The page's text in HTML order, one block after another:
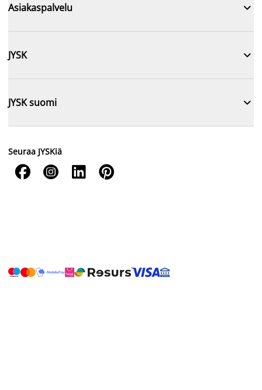
Asiakaspalvelu 
JYSK 
JYSK suomi 
Seuraa JYSKiä
   